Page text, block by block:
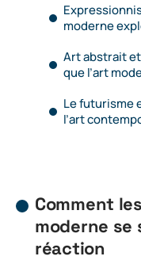
moderne
Art abstrait
que l’art
Le futurisme
l’art
Comment
moderne se
réaction